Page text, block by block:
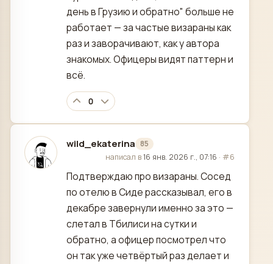
день в Грузию и обратно" больше не
работает — за частые визараны как
раз и заворачивают, как у автора
знакомых. Офицеры видят паттерн и
всё.
0
wild_ekaterina 85
отредактировано
написал в16 янв. 2026 г., 07:16 · #6
Подтверждаю про визараны. Сосед
по отелю в Сиде рассказывал, его в
декабре завернули именно за это —
слетал в Тбилиси на сутки и
обратно, а офицер посмотрел что
он так уже четвёртый раз делает и